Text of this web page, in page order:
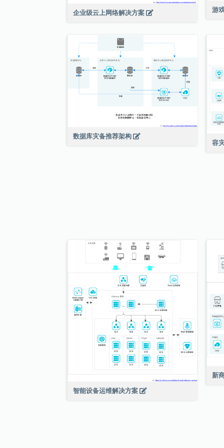
企业级云上网络解决方案 游
数据库灾备推荐架构
容
智能设备运维解决方案
新